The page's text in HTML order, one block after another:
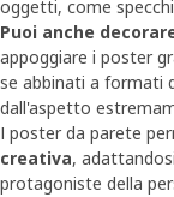
oggetti, come
Puoi anche
appoggiare i poster
se abbinati a formati
dall'aspetto
I poster da parete
creativa,
protagoniste della